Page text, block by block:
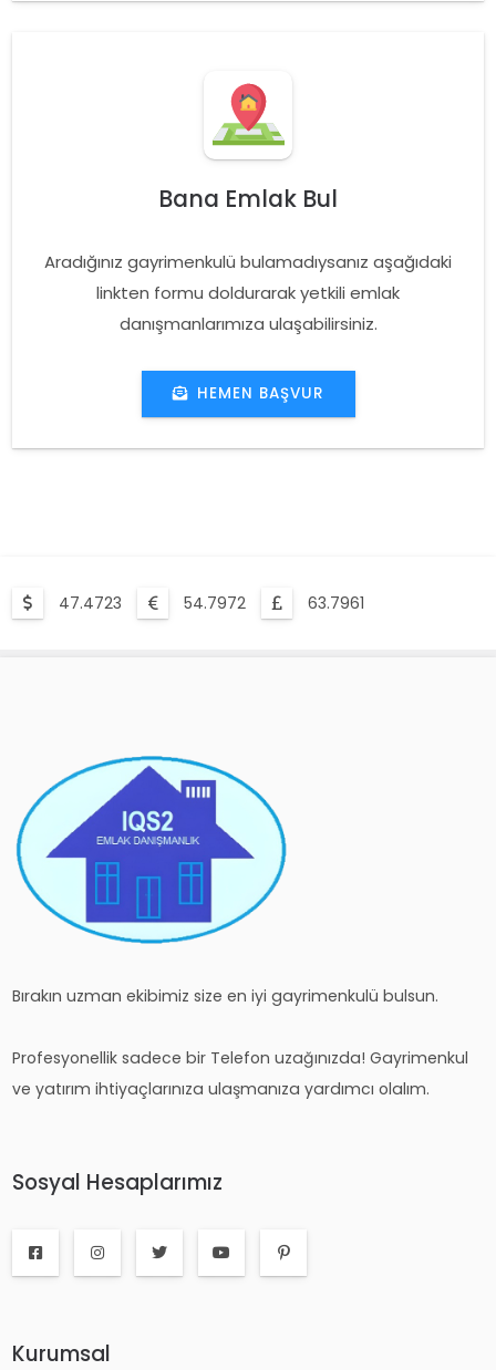
Bana Emlak Bul
Aradığınız gayrimenkulü bulamadıysanız aşağıdaki
linkten formu doldurarak yetkili emlak
danışmanlarımıza ulaşabilirsiniz.
HEMEN BAŞVUR
47.4723 54.7972 63.7961
Bırakın uzman ekibimiz size en iyi gayrimenkulü bulsun.
Profesyonellik sadece bir Telefon uzağınızda! Gayrimenkul
ve yatırım ihtiyaçlarınıza ulaşmanıza yardımcı olalım.
Sosyal Hesaplarımız
Kurumsal